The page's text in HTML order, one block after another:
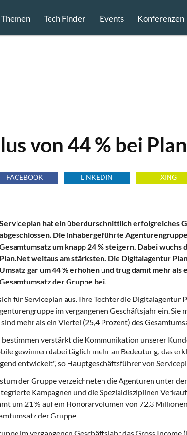
Themen Tech Finder Events Konferenzen
von 44 % bei
FACEBOOK LINKEDIN XING
Serviceplan hat ein überdurschnittlich erfolgreiches
abgeschlossen. Die inhabergeführte
Gesamtumsatz um knapp 24 % steigern. Dabei wuchs
Plan.Net weitaus am stärksten. Die Digitalagentur
Umsatz gar um 44 % erhöhen und trug damit mehr als
Gesamtumsatz der Gruppe bei.
für Serviceplan aus. Ihre Tochter die Digitalagentur
im vergangenen Geschäftsjahr ein. Sie
mehr als ein Viertel (25,4 Prozent) des
verstärkt die Kommunikation unserer
gewinnen dabei täglich mehr an Bedeutung; das
entwickelt", so Hauptgeschäftsführer von
der Gruppe verzeichneten die Agenturen unter
Kampagnen und die Spezialdisziplinen
um 21 % auf ein Honorarvolumen von 72,3
der Gruppe.
im vergangenen Geschäftsjahr das Gross Income